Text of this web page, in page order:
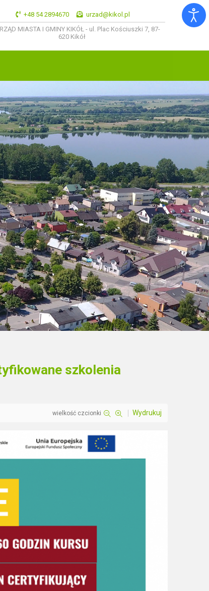
+48 54 2894670
urzad@kikol.pl
MIASTA I GMINY KIKÓŁ - ul. Plac Kościuszki 7, 87-
620 Kikół
szkolenia
wielkość czcionki Wydrukuj